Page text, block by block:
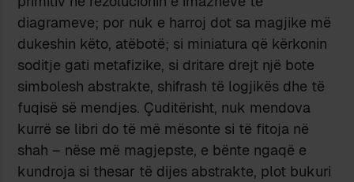
diagrameve; por nuk e harroj dot sa magjike më
dukeshin këto, atëbotë; si miniatura që kërkonin
soditje gati metafizike, si dritare drejt një bote
simbolesh abstrakte, shifrash të logjikës dhe të
fuqisë së mendjes. Çuditërisht, nuk mendova
kurrë se libri do të më mësonte si të fitoja në
shah – nëse më magjepste, e bënte ngaqë e
kundroja si thesar të dijes abstrakte, plot bukuri